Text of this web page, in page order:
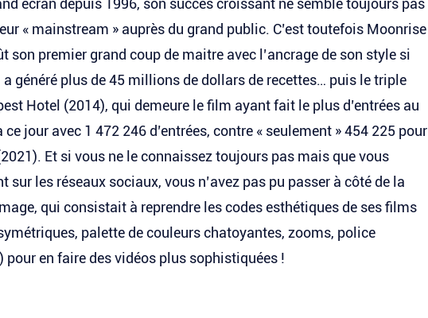
écran depuis 1996, son succès croissant ne semble toujours pas
« mainstream » auprès du grand public. C’est toutefois Moonrise
son premier grand coup de maitre avec l’ancrage de son style si
généré plus de 45 millions de dollars de recettes… puis le triple
Hotel (2014), qui demeure le film ayant fait le plus d’entrées au
jour avec 1 472 246 d’entrées, contre « seulement » 454 225 pour
Et si vous ne le connaissez toujours pas mais que vous
sur les réseaux sociaux, vous n’avez pas pu passer à côté de la
qui consistait à reprendre les codes esthétiques de ses films
palette de couleurs chatoyantes, zooms, police
pour en faire des vidéos plus sophistiquées !